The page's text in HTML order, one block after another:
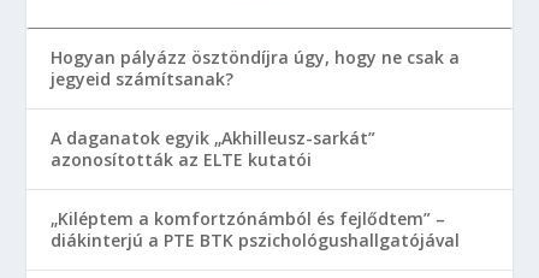
Hogyan pályázz ösztöndíjra úgy, hogy ne csak a
jegyeid számítsanak?
A daganatok egyik „Akhilleusz-sarkát”
azonosították az ELTE kutatói
„Kiléptem a komfortzónámból és fejlődtem” –
diákinterjú a PTE BTK pszichológushallgatójával